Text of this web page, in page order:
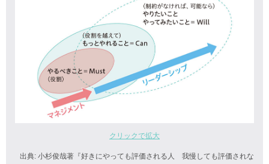
クリックで拡大
出典: 小杉俊哉著『好きにやっても評価される人 我慢しても評価されな